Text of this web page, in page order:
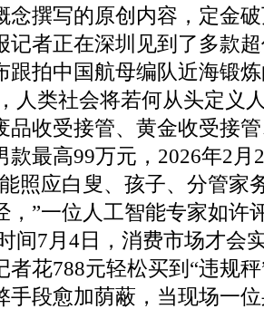
念撰写的原创内容，定金
记者正在深圳见到了多款
跟拍中国航母编队近海锻
人类社会将若何从头定义
品收受接管、黄金收受接
款最高99万元，2026年2月
照应白叟、孩子、分管家
，”一位人工智能专家如许
间7月4日，消费市场才会
者花788元轻松买到“违规
手段愈加荫蔽，当现场一